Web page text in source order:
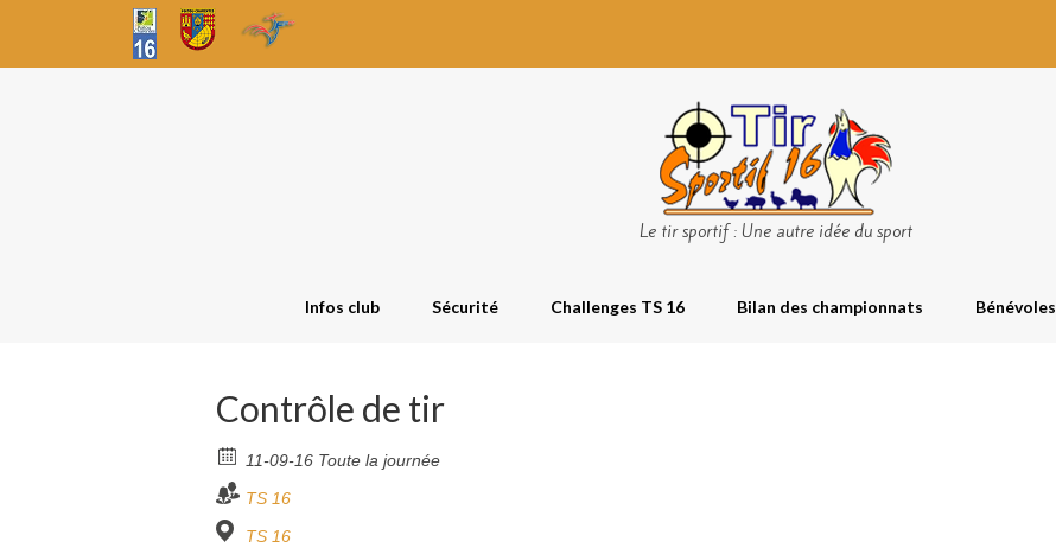
Le tir sportif : Une autre idée du sport
Infos club Sécurité Challenges TS 16 Bilan des championnats Bénévoles
Contrôle de tir
11-09-16 Toute la journée
TS 16
TS 16